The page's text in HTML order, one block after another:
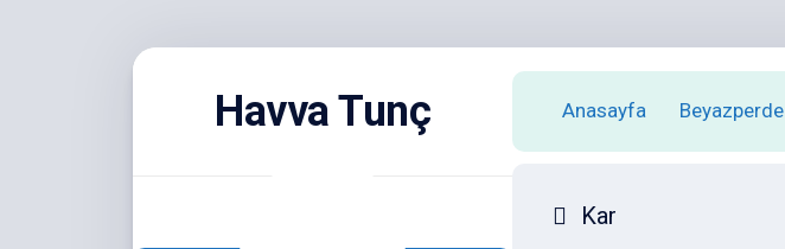
Havva Tunç Anasayfa Beyazperde
Kar